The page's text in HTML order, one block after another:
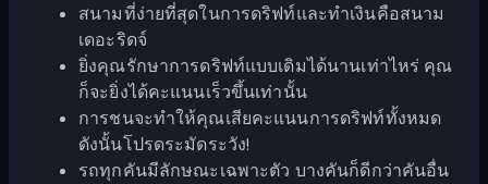
สนามที่ง่ายที่สุดในการดริฟท์และทำเงินคือสนาม
เดอะริดจ์
ยิ่งคุณรักษาการดริฟท์แบบเดิมได้นานเท่าไหร่ คุณ
ก็จะยิ่งได้คะแนนเร็วขึ้นเท่านั้น
การชนจะทำให้คุณเสียคะแนนการดริฟท์ทั้งหมด
ดังนั้นโปรดระมัดระวัง!
รถทุกคันมีลักษณะเฉพาะตัว บางคันก็ดีกว่าคันอื่น